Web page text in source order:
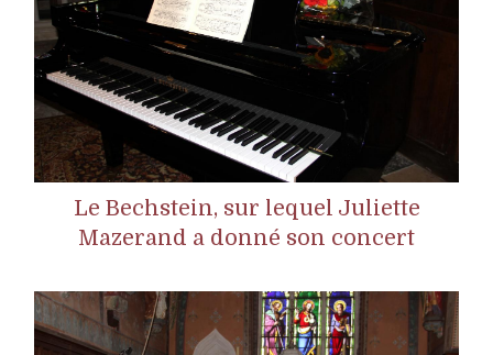
Le Bechstein, sur lequel Juliette
Mazerand a donné son concert